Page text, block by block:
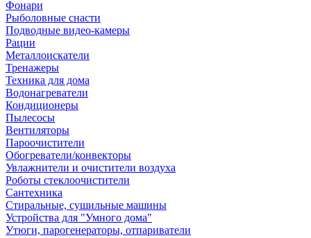
Фонари
Рыболовные снасти
Подводные видео-камеры
Рации
Металлоискатели
Тренажеры
Техника для дома
Водонагреватели
Кондиционеры
Пылесосы
Вентиляторы
Пароочистители
Обогреватели/конвекторы
Увлажнители и очистители воздуха
Роботы стеклоочистители
Сантехника
Стиральные, сушильные машины
Устройства для "Умного дома"
Утюги, парогенераторы, отпариватели